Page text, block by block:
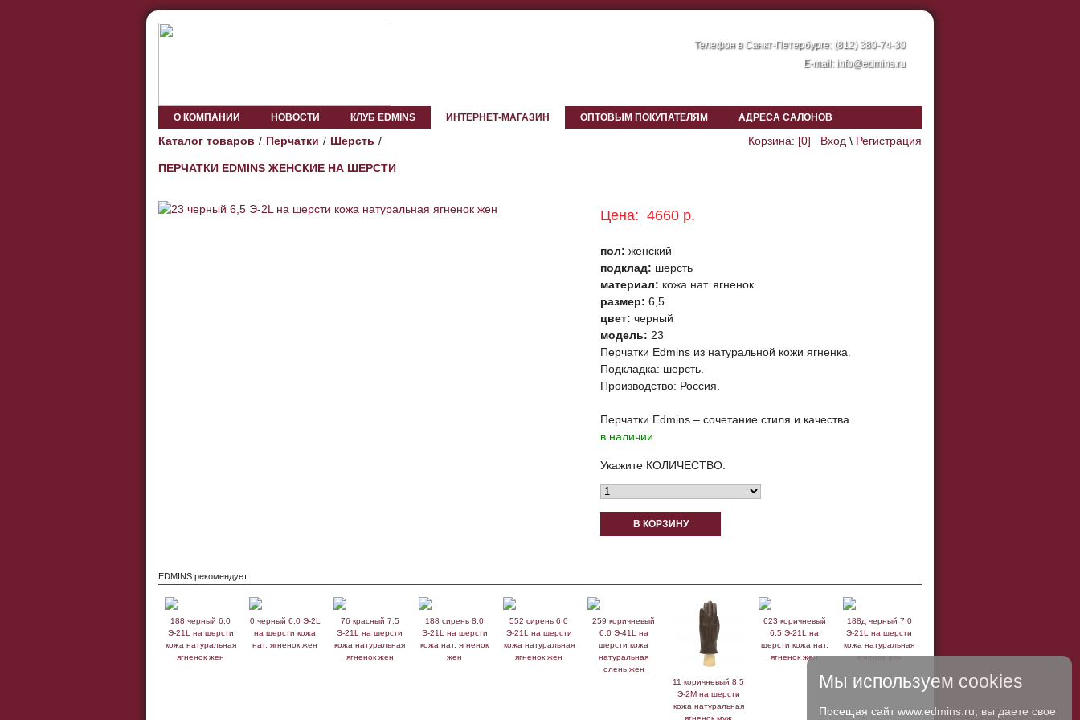
Телефон в Санкт-Петербурге: (812) 380-74-30
E-mail: info@edmins.ru
О КОМПАНИИ НОВОСТИ КЛУБ EDMINS ИНТЕРНЕТ-МАГАЗИН ОПТОВЫМ ПОКУПАТЕЛЯМ АДРЕСА САЛОНОВ
Корзина: [0] Вход \ Регистрация
Каталог товаров Перчатки Шерсть
ПЕРЧАТКИ EDMINS ЖЕНСКИЕ НА ШЕРСТИ
Цена: 4660 р.
пол: женский
подклад: шерсть
материал: кожа нат. ягненок
размер: 6,5
цвет: черный
модель: 23
Перчатки Edmins из натуральной кожи ягненка.
Подкладка: шерсть.
Производство: Россия.
Перчатки Edmins – сочетание стиля и качества.
в наличии
Укажите КОЛИЧЕСТВО:
В КОРЗИНУ
EDMINS рекомендует
188 черный 6,0
Э-21L на шерсти
кожа натуральная
ягненок жен
0 черный 6,0 Э-2L
на шерсти кожа
нат. ягненок жен
76 красный 7,5
Э-21L на шерсти
кожа натуральная
ягненок жен
188 сирень 8,0
Э-21L на шерсти
кожа нат. ягненок
жен
552 сирень 6,0
Э-21L на шерсти
кожа натуральная
ягненок жен
259 коричневый
6,0 Э-41L на
шерсти кожа
натуральная
олень жен
11 коричневый 8,5
Э-2M на шерсти
кожа натуральная
623 коричневый
6,5 Э-21L на
шерсти кожа нат.
ягненок жен
188д черный 7,0
Э-21L на шерсти
кожа натуральная
ягненок жен
Мы используем cookies
Посещая сайт www.edmins.ru, вы даете свое